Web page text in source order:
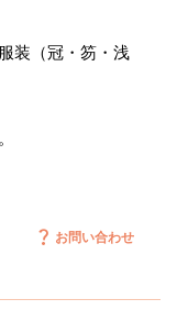
装（冠・笏・浅
question_mark お問い合わせ